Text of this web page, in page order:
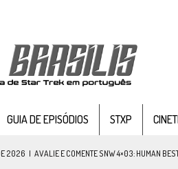
GUIA DE EPISÓDIOS STXP
2026 | AVALIE E COMENTE SNW 4×03: HUMAN